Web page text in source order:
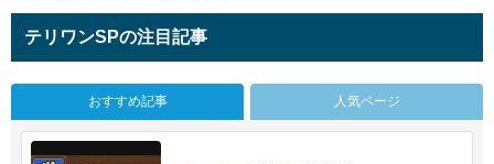
テリワンSPの注目記事
おすすめ記事 人気ページ